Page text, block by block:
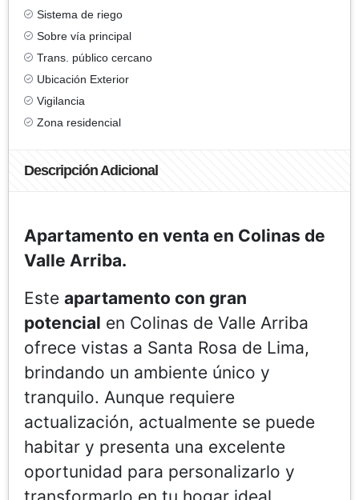
Sistema de riego
Sobre vía principal
Trans. público cercano
Ubicación Exterior
Vigilancia
Zona residencial
Descripción Adicional
Apartamento en venta en Colinas de
Valle Arriba.
Este apartamento con gran
potencial en Colinas de Valle Arriba
ofrece vistas a Santa Rosa de Lima,
brindando un ambiente único y
tranquilo. Aunque requiere
actualización, actualmente se puede
habitar y presenta una excelente
oportunidad para personalizarlo y